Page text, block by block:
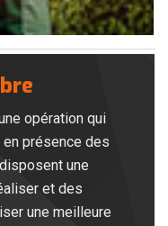
opération qui
présence des
une
et des
une meilleure